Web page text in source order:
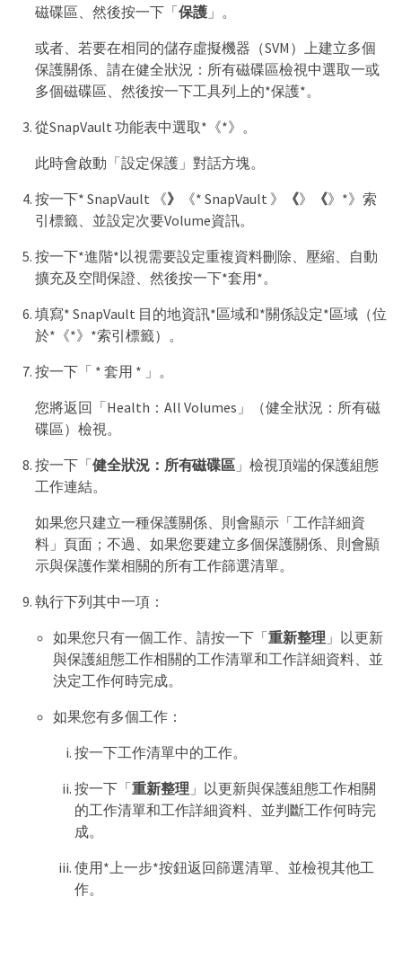
磁碟區、然後按一下「保護」。
或者、若要在相同的儲存虛擬機器（SVM）上建立多個
保護關係、請在健全狀況：所有磁碟區檢視中選取一或
多個磁碟區、然後按一下工具列上的*保護*。
從SnapVault 功能表中選取*《*》。
此時會啟動「設定保護」對話方塊。
按一下* SnapVault 《》 《* SnapVault 》 《》 《》*》索
引標籤、並設定次要Volume資訊。
按一下*進階*以視需要設定重複資料刪除、壓縮、自動
擴充及空間保證、然後按一下*套用*。
填寫* SnapVault 目的地資訊*區域和*關係設定*區域（位
於*《*》*索引標籤）。
按一下「 * 套用 * 」。
您將返回「Health：All Volumes」（健全狀況：所有磁
碟區）檢視。
按一下「健全狀況：所有磁碟區 」檢視頂端的保護組態
工作連結。
如果您只建立一種保護關係、則會顯示「工作詳細資
料」頁面；不過、如果您要建立多個保護關係、則會顯
示與保護作業相關的所有工作篩選清單。
執行下列其中一項：
如果您只有一個工作、請按一下「重新整理 」以更新
與保護組態工作相關的工作清單和工作詳細資料、並
決定工作何時完成。
如果您有多個工作：
按一下工作清單中的工作。
按一下「重新整理 」以更新與保護組態工作相關
的工作清單和工作詳細資料、並判斷工作何時完
成。
使用*上一步*按鈕返回篩選清單、並檢視其他工
作。